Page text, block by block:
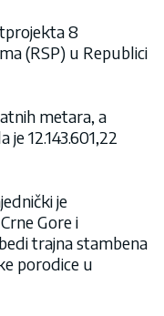
8
(RSP) u Republici
metara, a
12.143.601,22
je
Gore i
trajna stambena
porodice u